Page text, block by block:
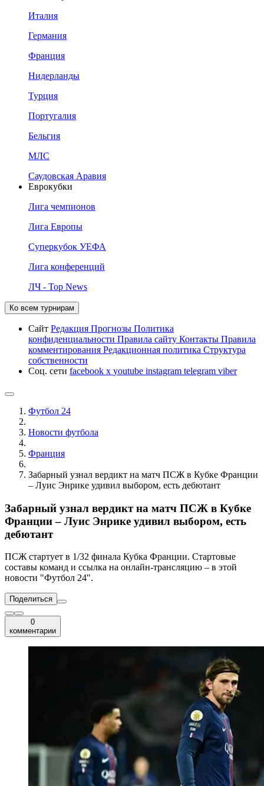
Италия
Германия
Франция
Нидерланды
Турция
Португалия
Бельгия
МЛС
Саудовская Аравия
Еврокубки
Лига чемпионов
Лига Европы
Суперкубок УЕФА
Лига конференций
ЛЧ - Top News
Ко всем турнирам
Сайт Редакция Прогнозы Политика
конфиденциальности Правила сайту Контакты Правила
комментирования Редакционная политика Структура
собственности
Соц. сети facebook x youtube instagram telegram viber
Футбол 24
Новости футбола
Франция
Забарный узнал вердикт на матч ПСЖ в Кубке Франции
– Луис Энрике удивил выбором, есть дебютант
Забарный узнал вердикт на матч ПСЖ в Кубке
Франции – Луис Энрике удивил выбором, есть
дебютант
ПСЖ стартует в 1/32 финала Кубка Франции. Стартовые
составы команд и ссылка на онлайн-трансляцию – в этой
новости "Футбол 24".
Поделиться
0
комментарии